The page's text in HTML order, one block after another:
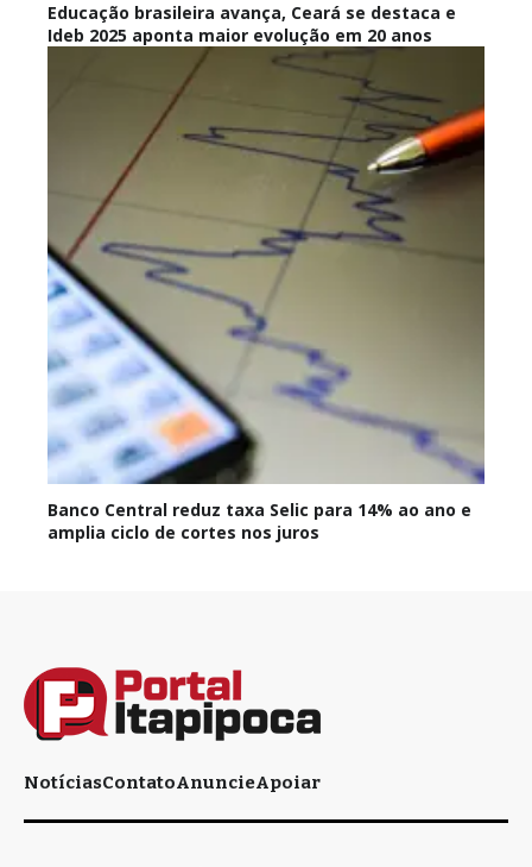
Educação brasileira avança, Ceará se destaca e
Ideb 2025 aponta maior evolução em 20 anos
Banco Central reduz taxa Selic para 14% ao ano e
amplia ciclo de cortes nos juros
NotíciasContatoAnuncieApoiar